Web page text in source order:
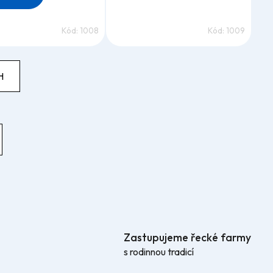
Kód: 1008 Kód: 1009
Zastupujeme řecké farmy
s rodinnou tradicí